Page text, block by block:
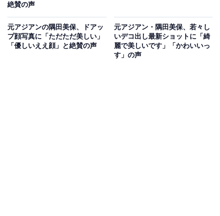
絶賛の声
元アジアンの隅田美保、ドアッ
プ顔写真に「ただただ美しい」
「優しいええ顔」と絶賛の声
元アジアン・隅田美保、若々し
いデコ出し最新ショットに「綺
麗で美しいです」「かわいいっ
す」の声